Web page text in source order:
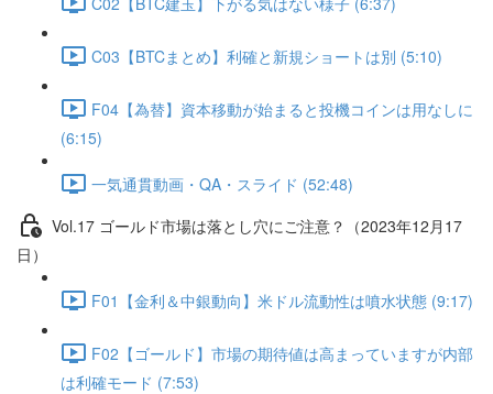
C03【BTCまとめ】利確と新規ショートは別 (5:10)
F04【為替】資本移動が始まると投機コインは用なしに
(6:15)
一気通貫動画・QA・スライド (52:48)
Vol.17 ゴールド市場は落とし穴にご注意？（2023年12月17
日）
F01【金利＆中銀動向】米ドル流動性は噴水状態 (9:17)
F02【ゴールド】市場の期待値は高まっていますが内部
は利確モード (7:53)